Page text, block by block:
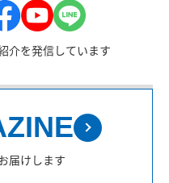
介を発信しています
届けします